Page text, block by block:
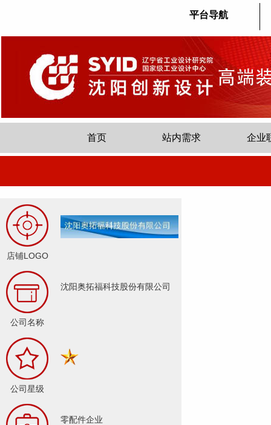
平台导航
首页 站内需求 企业
店铺LOGO
公司名称
沈阳奥拓福科技股份有限公司
公司星级
零配件企业